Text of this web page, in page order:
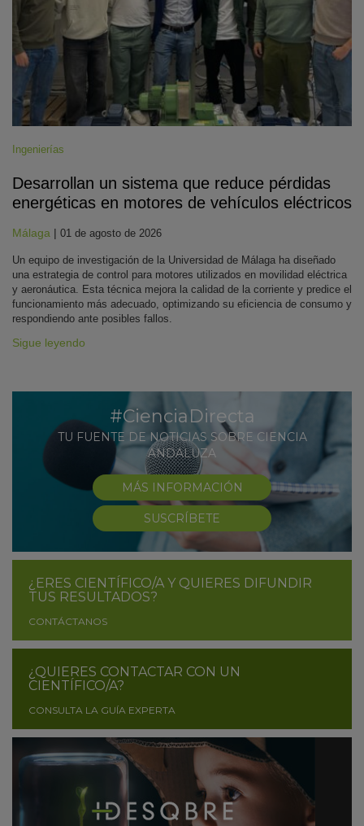
Ingenierías
Desarrollan un sistema que reduce pérdidas
energéticas en motores de vehículos eléctricos
Málaga | 01 de agosto de 2026
Un equipo de investigación de la Universidad de Málaga ha diseñado
una estrategia de control para motores utilizados en movilidad eléctrica
y aeronáutica. Esta técnica mejora la calidad de la corriente y predice el
funcionamiento más adecuado, optimizando su eficiencia de consumo y
respondiendo ante posibles fallos.
Sigue leyendo
#CienciaDirecta
TU FUENTE DE NOTICIAS SOBRE CIENCIA
ANDALUZA
MÁS INFORMACIÓN
SUSCRÍBETE
¿ERES CIENTÍFICO/A Y QUIERES DIFUNDIR
TUS RESULTADOS?
CONTÁCTANOS
¿QUIERES CONTACTAR CON UN
CIENTÍFICO/A?
CONSULTA LA GUÍA EXPERTA